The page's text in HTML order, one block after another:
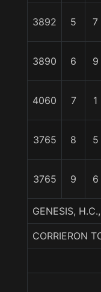
3892 5 7
3890 6 9
4060 7 1
3765 8 5
3765 9 6
GENESIS,
CORRIERON